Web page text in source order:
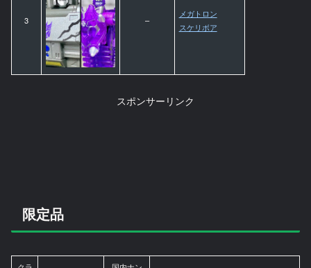
3 –
メガトロン
スケリボア
スポンサーリンク
限定品